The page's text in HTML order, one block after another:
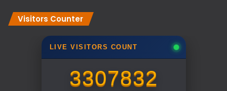
Visitors Counter
LIVE VISITORS COUNT
3307832